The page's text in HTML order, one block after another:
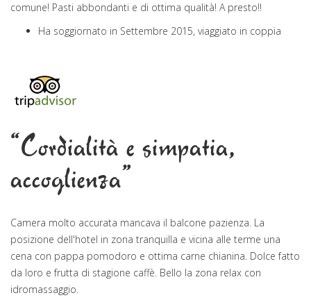
comune! Pasti abbondanti e di ottima qualità! A presto!!
Ha soggiornato in Settembre 2015, viaggiato in coppia
“Cordialità e simpatia,
accoglienza”
Camera molto accurata mancava il balcone pazienza. La
posizione dell'hotel in zona tranquilla e vicina alle terme una
cena con pappa pomodoro e ottima carne chianina. Dolce fatto
da loro e frutta di stagione caffè. Bello la zona relax con
idromassaggio.